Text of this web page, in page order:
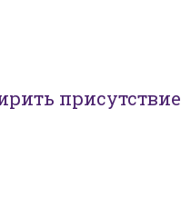
присутствие